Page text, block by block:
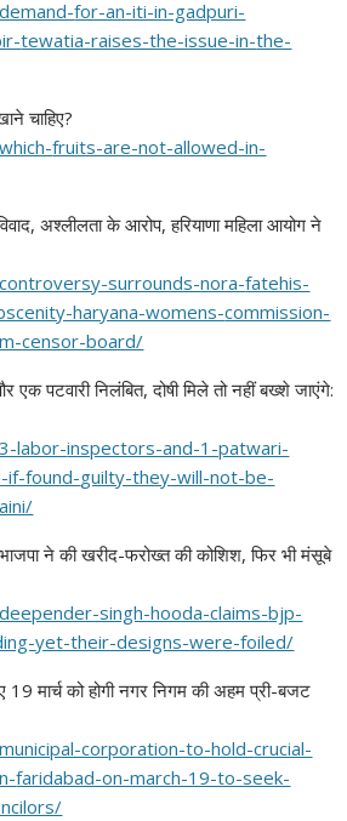
for-an-iti-in-gadpuri-
tewatia-raises-the-issue-in-the-
चाहिए?
fruits-are-not-allowed-in-
अश्लीलता के आरोप, हरियाणा महिला आयोग ने
controversy-surrounds-nora-fatehis-
haryana-womens-commission-
censor-board/
एक पटवारी निलंबित, दोषी मिले तो नहीं बख्शे जाएंगे:
labor-inspectors-and-1-patwari-
if-found-guilty-they-will-not-be-
ने की खरीद-फरोख्त की कोशिश, फिर भी मंसूबे
deepender-singh-hooda-claims-bjp-
yet-their-designs-were-foiled/
मार्च को होगी नगर निगम की अहम प्री-बजट
municipal-corporation-to-hold-crucial-
faridabad-on-march-19-to-seek-